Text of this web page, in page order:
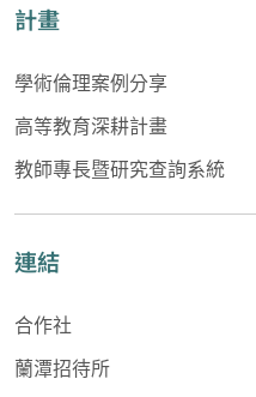
計畫
學術倫理案例分享
高等教育深耕計畫
教師專長暨研究查詢系統
連結
合作社
蘭潭招待所